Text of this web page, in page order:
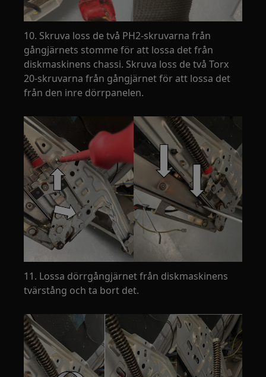
10. Skruva loss de två PH2-skruvarna från
gångjärnets stomme för att lossa det från
diskmaskinens chassi. Skruva loss de två Torx
20-skruvarna från gångjärnet för att lossa det
från den inre dörrpanelen.
11. Lossa dörrgångjärnet från diskmaskinens
tvärstång och ta bort det.